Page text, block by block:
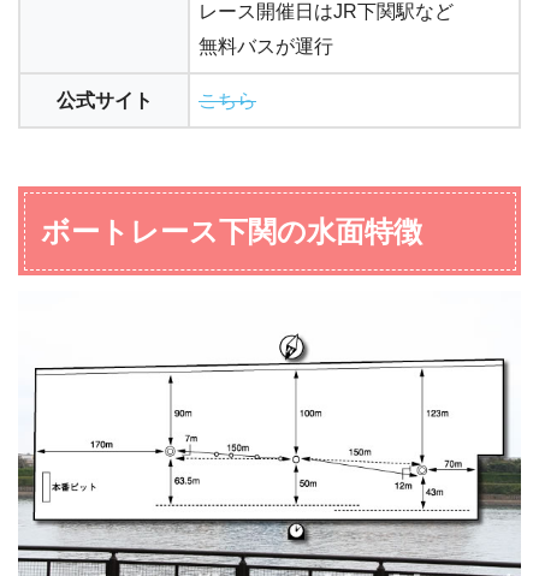
レース開催日はJR下関駅など
無料バスが運行
公式サイト こちら
ボートレース下関の水面特徴